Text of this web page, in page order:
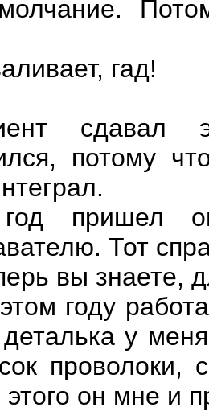
гад!
сдавал
потому
год пришел
Тот
вы знаете,
году
у
проволоки,
он мне и